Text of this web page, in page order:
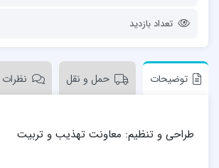
تعداد بازدید
توضیحات حمل و نقل نظرات
طراحی و تنظیم: معاونت تهذیب و تربیت